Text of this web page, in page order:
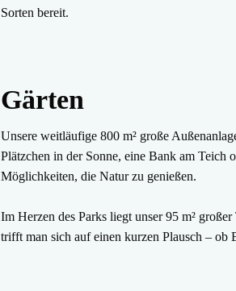
Sorten bereit.
Gärten
Unsere weitläufige 800 m² große
Plätzchen in der Sonne, eine Bank am Teich
Möglichkeiten, die Natur zu genießen.
Im Herzen des Parks liegt unser 95 m²
trifft man sich auf einen kurzen Plausch – ob